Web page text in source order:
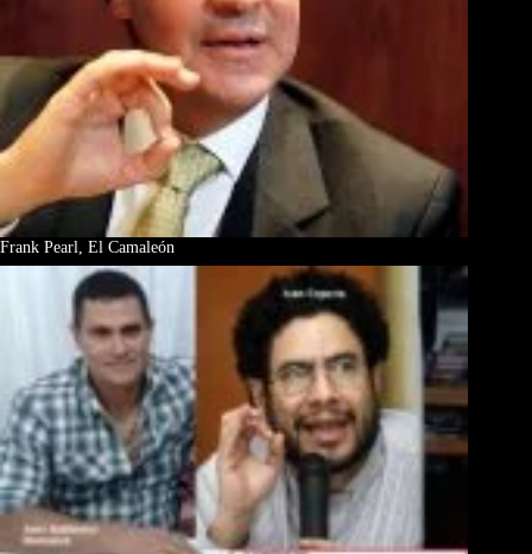
Frank Pearl, El Camaleón